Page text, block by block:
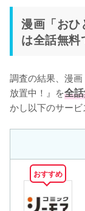
漫画「おひ
は全話無料
調査の結果、漫
放置中！』を全
かし以下のサービ
おすすめ